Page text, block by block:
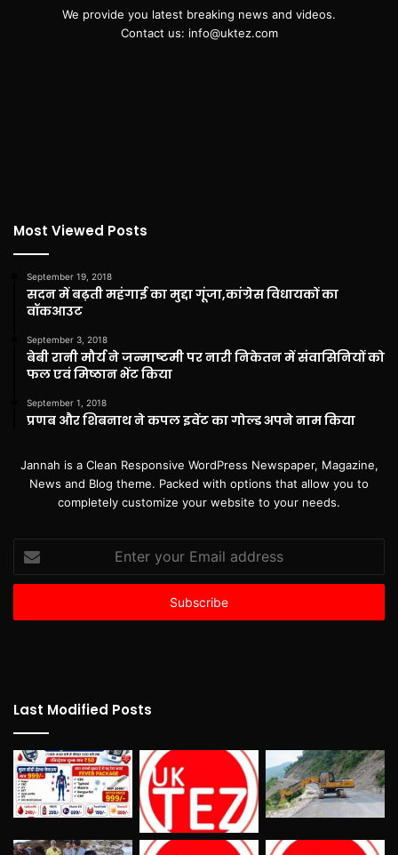
We provide you latest breaking news and videos.
Contact us: info@uktez.com
Most Viewed Posts
September 19, 2018
सदन में बढ़ती महंगाई का मुद्दा गूंजा,कांग्रेस विधायकों का
वॉकआउट
September 3, 2018
बेबी रानी मौर्य ने जन्माष्टमी पर नारी निकेतन में संवासिनियों को
फल एवं मिष्ठान भेंट किया
September 1, 2018
प्रणब और शिबनाथ ने कपल इवेंट का गोल्ड अपने नाम किया
Jannah is a Clean Responsive WordPress Newspaper, Magazine,
News and Blog theme. Packed with options that allow you to
completely customize your website to your needs.
Enter
your
Email
Last Modified Posts